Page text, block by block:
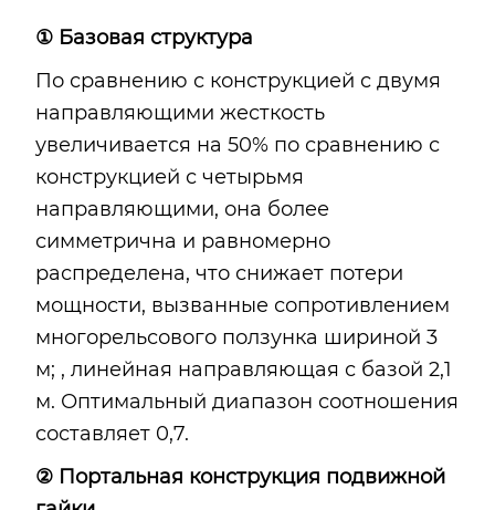
① Базовая структура
По сравнению с конструкцией с двумя
направляющими жесткость
увеличивается на 50% по сравнению с
конструкцией с четырьмя
направляющими, она более
симметрична и равномерно
распределена, что снижает потери
мощности, вызванные сопротивлением
многорельсового ползунка шириной 3
м; , линейная направляющая с базой 2,1
м. Оптимальный диапазон соотношения
составляет 0,7.
② Портальная конструкция подвижной